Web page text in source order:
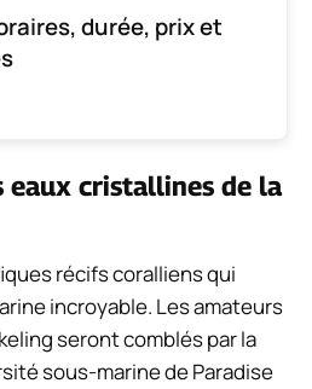
durée, prix et
eaux cristallines de la
récifs coralliens qui
incroyable. Les amateurs
seront comblés par la
sous-marine de Paradise